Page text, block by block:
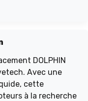
DOLPHIN
Avec une
cette
à la recherche